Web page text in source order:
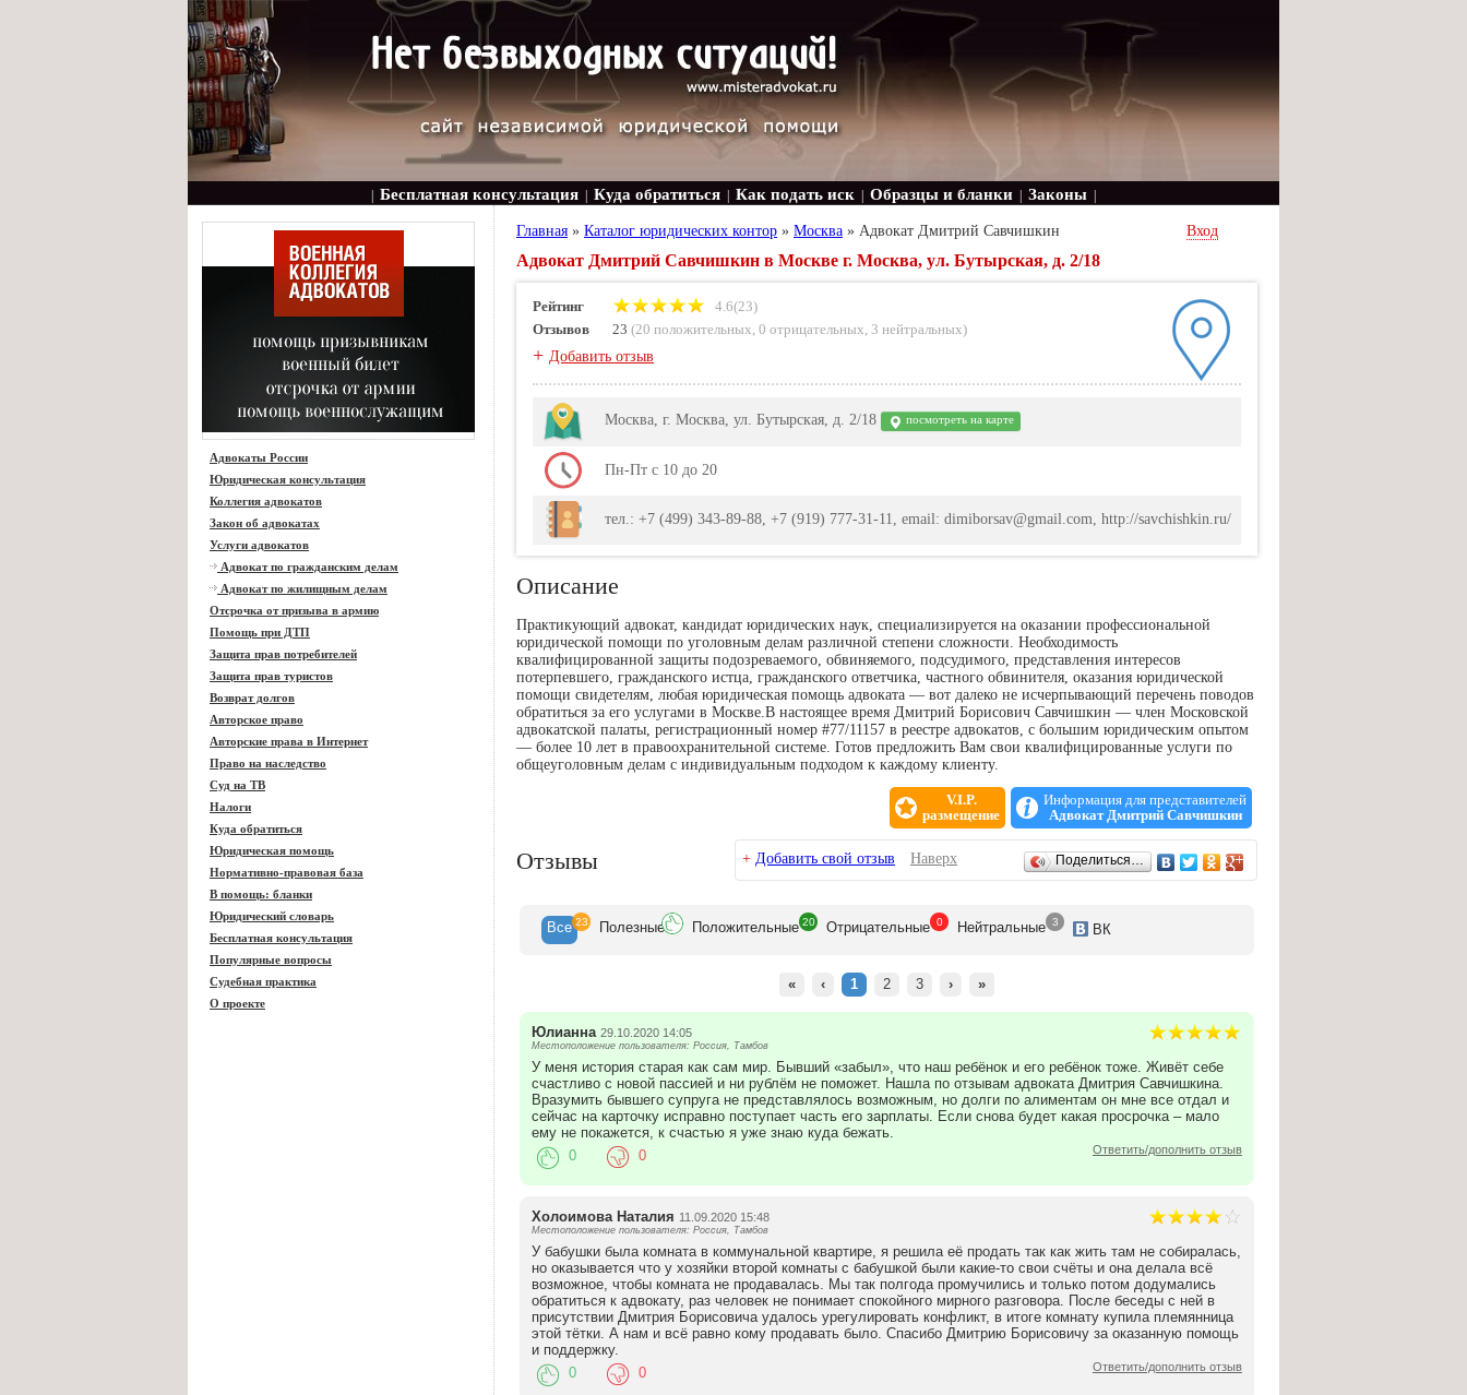
Бесплатная консультация Куда обратиться Как подать иск Образцы и бланки Законы
Адвокаты России
Юридическая консультация
Коллегия адвокатов
Закон об адвокатах
Услуги адвокатов
Адвокат по гражданским делам
Адвокат по жилищным делам
Отсрочка от призыва в армию
Помощь при ДТП
Защита прав потребителей
Защита прав туристов
Возврат долгов
Авторское право
Авторские права в Интернет
Право на наследство
Суд на ТВ
Налоги
Куда обратиться
Юридическая помощь
Нормативно-правовая база
В помощь: бланки
Юридический словарь
Бесплатная консультация
Популярные вопросы
Судебная практика
О проекте
Главная » Каталог юридических контор » Москва » Адвокат Дмитрий Савчишкин Вход
Адвокат Дмитрий Савчишкин в Москве г. Москва, ул. Бутырская, д. 2/18
Рейтинг
4.6(23)
Отзывов
23 (20 положительных, 0 отрицательных, 3 нейтральных)
+ Добавить отзыв
Москва, г. Москва, ул. Бутырская, д. 2/18 посмотреть на карте
Пн-Пт с 10 до 20
тел.: +7 (499) 343-89-88, +7 (919) 777-31-11, email: dimiborsav@gmail.com, http://savchishkin.ru/
Описание
Практикующий адвокат, кандидат юридических наук, специализируется на оказании профессиональной
юридической помощи по уголовным делам различной степени сложности. Необходимость
квалифицированной защиты подозреваемого, обвиняемого, подсудимого, представления интересов
потерпевшего, гражданского истца, гражданского ответчика, частного обвинителя, оказания юридической
помощи свидетелям, любая юридическая помощь адвоката — вот далеко не исчерпывающий перечень поводов
обратиться за его услугами в Москве.В настоящее время Дмитрий Борисович Савчишкин — член Московской
адвокатской палаты, регистрационный номер #77/11157 в реестре адвокатов, с большим юридическим опытом
— более 10 лет в правоохранительной системе. Готов предложить Вам свои квалифицированные услуги по
общеуголовным делам с индивидуальным подходом к каждому клиенту.
V.I.P.
размещение
Информация для представителей
Адвокат Дмитрий Савчишкин
Отзывы + Добавить свой отзыв Наверх Поделиться…
Все 23 Полезные Положительные 20 Отрицательные 0 Нейтральные 3 ВК
« ‹ 1 2 3 › »
Юлианна 29.10.2020 14:05
Местоположение пользователя: Россия, Тамбов
У меня история старая как сам мир. Бывший «забыл», что наш ребёнок и его ребёнок тоже. Живёт себе
счастливо с новой пассией и ни рублём не поможет. Нашла по отзывам адвоката Дмитрия Савчишкина.
Вразумить бывшего супруга не представлялось возможным, но долги по алиментам он мне все отдал и
сейчас на карточку исправно поступает часть его зарплаты. Если снова будет какая просрочка – мало
ему не покажется, к счастью я уже знаю куда бежать.
Ответить/дополнить отзыв
0 0
Холоимова Наталия 11.09.2020 15:48
Местоположение пользователя: Россия, Тамбов
У бабушки была комната в коммунальной квартире, я решила её продать так как жить там не собиралась,
но оказывается что у хозяйки второй комнаты с бабушкой были какие-то свои счёты и она делала всё
возможное, чтобы комната не продавалась. Мы так полгода промучились и только потом додумались
обратиться к адвокату, раз человек не понимает спокойного мирного разговора. После беседы с ней в
присутствии Дмитрия Борисовича удалось урегулировать конфликт, в итоге комнату купила племянница
этой тётки. А нам и всё равно кому продавать было. Спасибо Дмитрию Борисовичу за оказанную помощь
и поддержку.
Ответить/дополнить отзыв
0 0